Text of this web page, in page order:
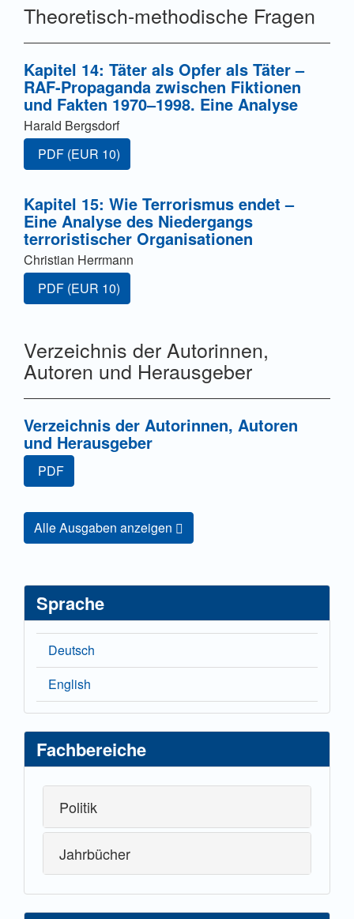
Theoretisch-methodische Fragen
Kapitel 14: Täter als Opfer als Täter –
RAF-Propaganda zwischen Fiktionen
und Fakten 1970–1998. Eine Analyse
Harald Bergsdorf
Zugang für Abonnent/innen oder durch Zahlung einer
PDF (EUR 10)
Kapitel 15: Wie Terrorismus endet –
Eine Analyse des Niedergangs
terroristischer Organisationen
Christian Herrmann
Zugang für Abonnent/innen oder durch Zahlung einer
PDF (EUR 10)
Verzeichnis der Autorinnen,
Autoren und Herausgeber
Verzeichnis der Autorinnen, Autoren
und Herausgeber
PDF
Alle Ausgaben anzeigen
Sprache
Deutsch
English
Fachbereiche
Politik
Jahrbücher